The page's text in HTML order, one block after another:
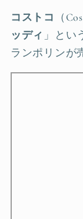
コストコ （
ッディ 」とい
ランポリンが